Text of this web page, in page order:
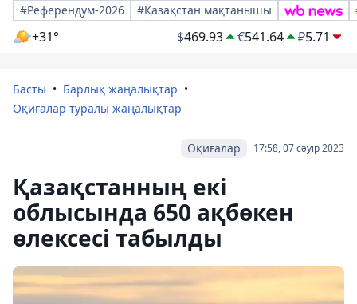
#Референдум-2026
#Қазақстан мақтанышы
+31° $469.93 €541.64 ₽5.71
Басты
Барлық жаңалықтар
Оқиғалар туралы жаңалықтар
17:58, 07 сәуір 2023
Оқиғалар
Қазақстанның екі
облысында 650 ақбөкен
өлексесі табылды